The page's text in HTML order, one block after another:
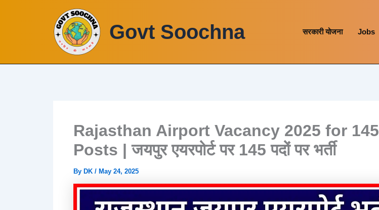
Govt Soochna सरकारी योजना Jobs
Rajasthan Airport Vacancy 2025 for 145
Posts | जयपुर एयरपोर्ट पर 145 पदों पर भर्ती
By DK / May 24, 2025